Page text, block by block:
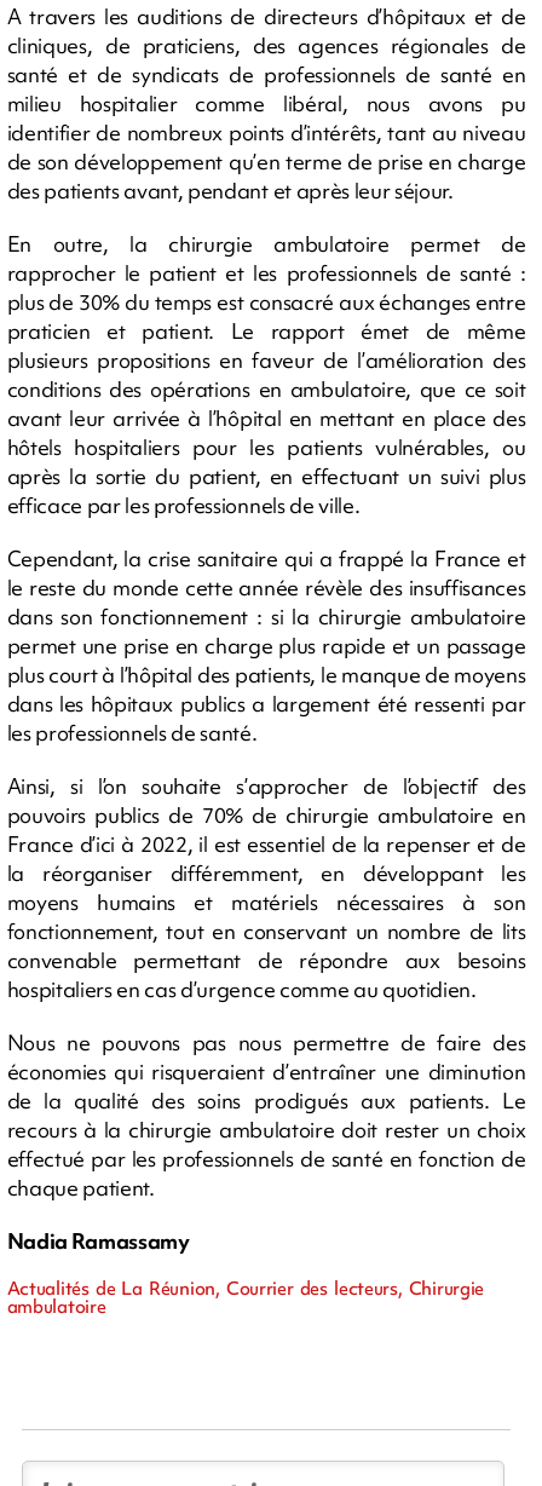
A travers les auditions de directeurs d’hôpitaux et de
cliniques, de praticiens, des agences régionales de
santé et de syndicats de professionnels de santé en
milieu hospitalier comme libéral, nous avons pu
identifier de nombreux points d’intérêts, tant au niveau
de son développement qu’en terme de prise en charge
des patients avant, pendant et après leur séjour.
En outre, la chirurgie ambulatoire permet de
rapprocher le patient et les professionnels de santé :
plus de 30% du temps est consacré aux échanges entre
praticien et patient. Le rapport émet de même
plusieurs propositions en faveur de l’amélioration des
conditions des opérations en ambulatoire, que ce soit
avant leur arrivée à l’hôpital en mettant en place des
hôtels hospitaliers pour les patients vulnérables, ou
après la sortie du patient, en effectuant un suivi plus
efficace par les professionnels de ville.
Cependant, la crise sanitaire qui a frappé la France et
le reste du monde cette année révèle des insuffisances
dans son fonctionnement : si la chirurgie ambulatoire
permet une prise en charge plus rapide et un passage
plus court à l’hôpital des patients, le manque de moyens
dans les hôpitaux publics a largement été ressenti par
les professionnels de santé.
Ainsi, si l’on souhaite s’approcher de l’objectif des
pouvoirs publics de 70% de chirurgie ambulatoire en
France d’ici à 2022, il est essentiel de la repenser et de
la réorganiser différemment, en développant les
moyens humains et matériels nécessaires à son
fonctionnement, tout en conservant un nombre de lits
convenable permettant de répondre aux besoins
hospitaliers en cas d’urgence comme au quotidien.
Nous ne pouvons pas nous permettre de faire des
économies qui risqueraient d’entraîner une diminution
de la qualité des soins prodigués aux patients. Le
recours à la chirurgie ambulatoire doit rester un choix
effectué par les professionnels de santé en fonction de
chaque patient.
Nadia Ramassamy
Actualités de La Réunion, Courrier des lecteurs, Chirurgie
ambulatoire